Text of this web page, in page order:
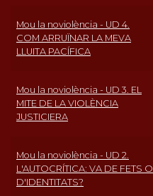
Mou la noviolència - UD 4.
COM ARRUÏNAR LA MEVA
LLUITA PACÍFICA
Mou la noviolència - UD 3. EL
MITE DE LA VIOLÈNCIA
JUSTICIERA
Mou la noviolència - UD 2.
L'AUTOCRÍTICA: VA DE FETS O
D'IDENTITATS?